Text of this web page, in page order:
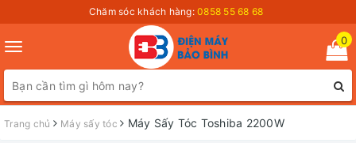
Chăm sóc khách hàng: 0858 55 68 68
Toggle
navigation
0
Trang chủ Máy sấy tóc Máy Sấy Tóc Toshiba 2200W